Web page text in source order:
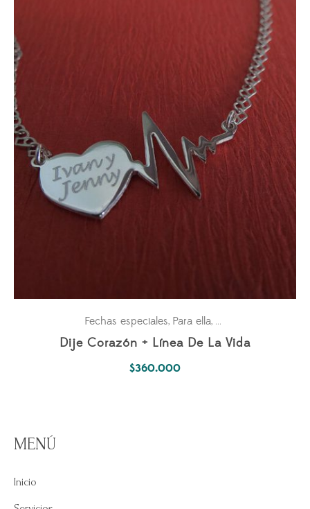
Fechas especiales, Para ella, Parejas
Dije Corazón + Línea De La Vida
$360.000
MENÚ
Inicio